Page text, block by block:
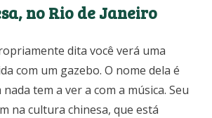
no Rio de Janeiro
dita você verá uma
com um gazebo. O nome dela é
tem a ver a com a música. Seu
na cultura chinesa, que está